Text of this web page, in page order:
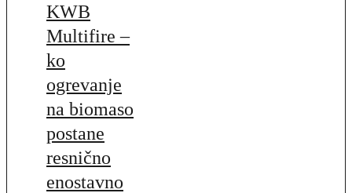
KWB
Multifire –
ko
ogrevanje
na biomaso
postane
resnično
enostavno